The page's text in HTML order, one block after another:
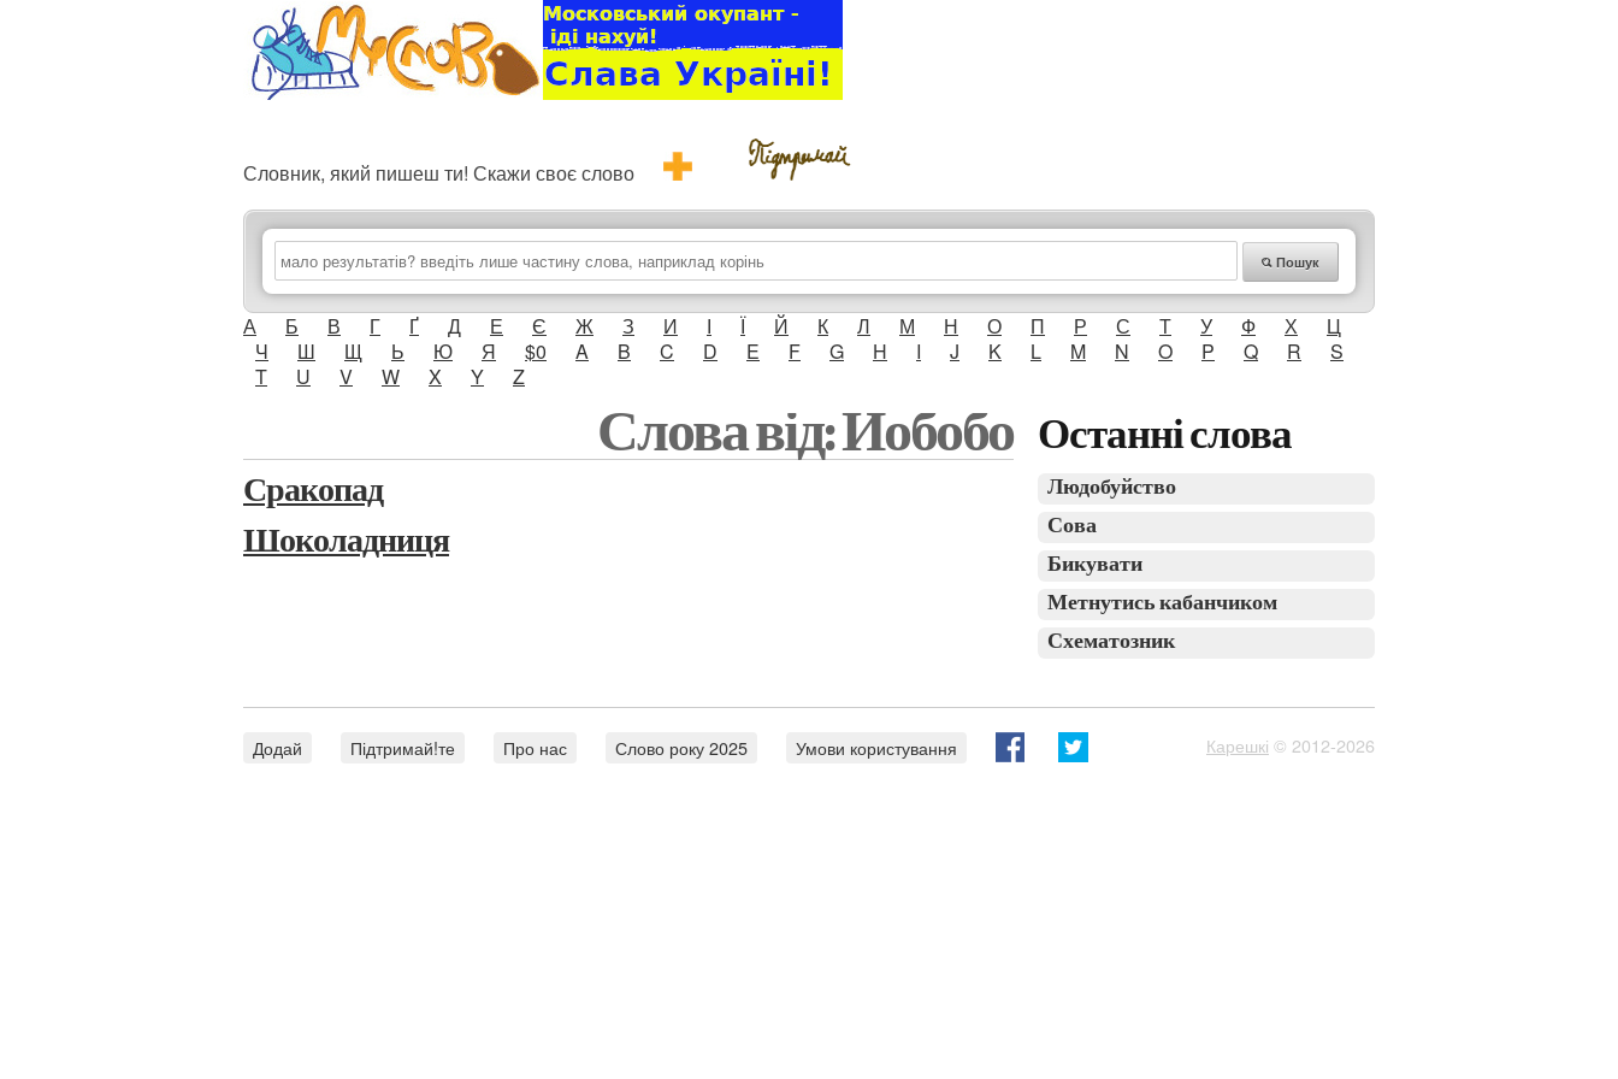
Словник, який пишеш ти! Скажи своє слово
Пошук
А Б В Г Ґ Д Е Є Ж З И І Ї Й К Л М Н О П Р С Т У Ф Х
Ц
Ч
Ш Щ Ь Ю Я $0 A B C D E F G H I J K L M N O P Q R
S
T
U V W X Y Z
Слова від: Йобобо
Сракопад
Шоколадниця
Останні слова
Людобуйство
Сова
Бикувати
Метнутись кабанчиком
Схематозник
Додай Підтримай!те Про нас Слово року 2025 Умови користування Карешкі © 2012-2026